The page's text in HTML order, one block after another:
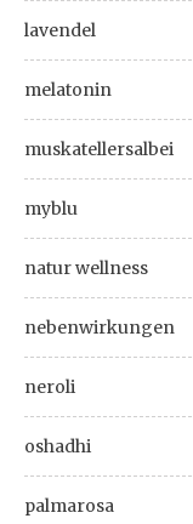
lavendel
melatonin
muskatellersalbei
myblu
natur wellness
nebenwirkungen
neroli
oshadhi
palmarosa